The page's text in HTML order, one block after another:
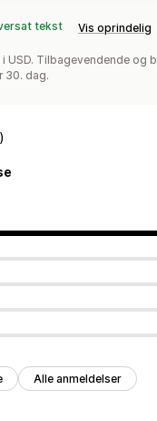
tekst Vis oprindelig
USD. Tilbagevendende og
30. dag.
Alle anmeldelser